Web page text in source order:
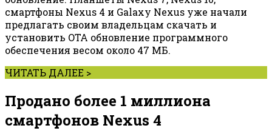
смартфоны Nexus 4 и Galaxy Nexus уже начали
предлагать своим владельцам скачать и
установить OTA обновление программного
обеспечения весом около 47 МБ.
ЧИТАТЬ ДАЛЕЕ >
Продано более 1 миллиона
смартфонов Nexus 4